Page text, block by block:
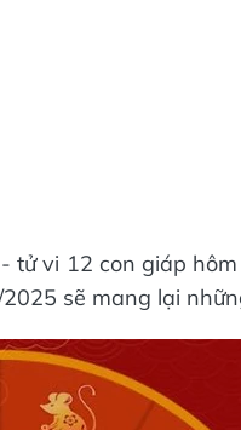
tử vi 12 con giáp
sẽ mang lại